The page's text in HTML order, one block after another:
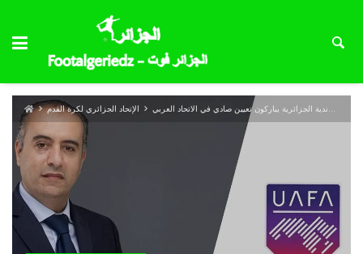
الإتحاد الجزائري لكرة القدم مسلوڨ والأندية الجزائرية يباركون تعيين صادي في الاتحاد العربي